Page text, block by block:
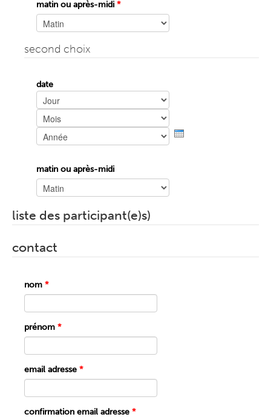
matin ou après-midi *
second choix
date
Jour
Mois
Année
matin ou après-midi
liste des participant(e)s)
contact
nom *
prénom *
email adresse *
confirmation email adresse *